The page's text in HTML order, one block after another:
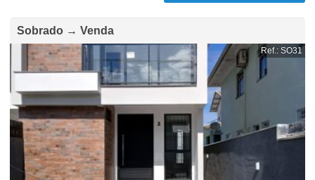
Sobrado → Venda
Ref.: SO31